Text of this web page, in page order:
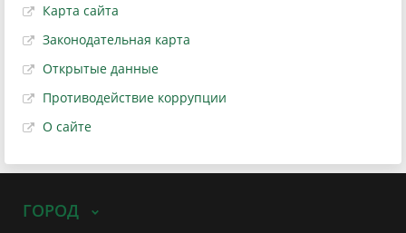
Карта сайта
Законодательная карта
Открытые данные
Противодействие коррупции
О сайте
ГОРОД